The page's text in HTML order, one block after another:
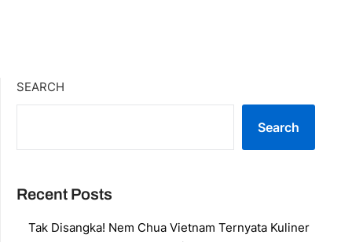
SEARCH
Search
Recent Posts
Tak Disangka! Nem Chua Vietnam Ternyata Kuliner